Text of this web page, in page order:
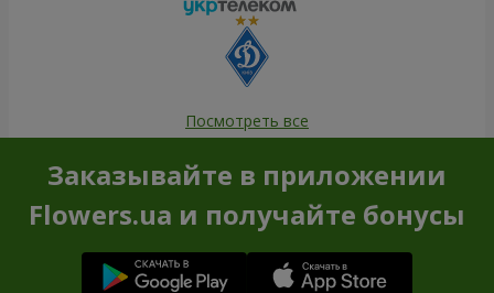
Посмотреть все
Заказывайте в приложении
Flowers.ua и получайте бонусы